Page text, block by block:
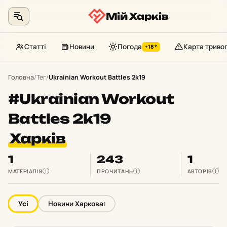
Мій Харків
Статті Новини Погода +18° Карта тривог
Головна/Тег/Ukrainian Workout Battles 2k19
#Ukrainian Workout
Battles 2k19
Харків
1
МАТЕРІАЛІВ i
243
ПРОЧИТАНЬ i
1
АВТОРІВ i
Усі Новини Харкова1